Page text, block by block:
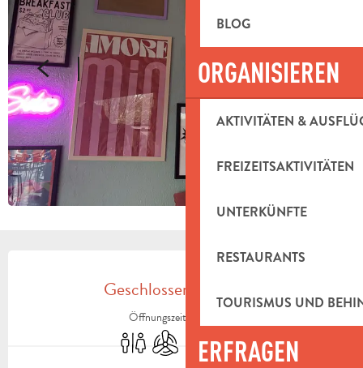
BLOG
ORGANISIEREN
AKTIVITÄTEN &
FREIZEITSAKTIVITÄTEN
UNTERKÜNFTE
RESTAURANTS
TOURISMUS UND
ERFRAGEN
ÖFFNUNGSZEITEN &
Geschlossen für heute
Öffnungszeiten ansehen
ToilettenKlimaanlageTiere erlaubt
Restaurant